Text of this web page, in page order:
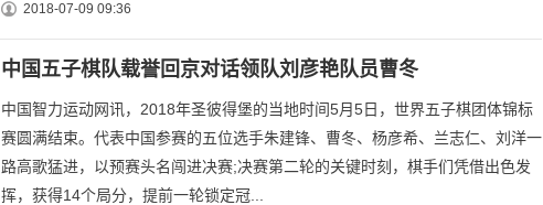
2018-07-09 09:36
中国五子棋队载誉回京对话领队刘彦艳队员曹冬
中国智力运动网讯，2018年圣彼得堡的当地时间5月5日，世界五子棋团体锦标
赛圆满结束。代表中国参赛的五位选手朱建锋、曹冬、杨彦希、兰志仁、刘洋一
路高歌猛进，以预赛头名闯进决赛;决赛第二轮的关键时刻，棋手们凭借出色发
挥，获得14个局分，提前一轮锁定冠...